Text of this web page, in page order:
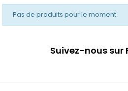
Pas de produits pour le moment
Suivez-nous sur